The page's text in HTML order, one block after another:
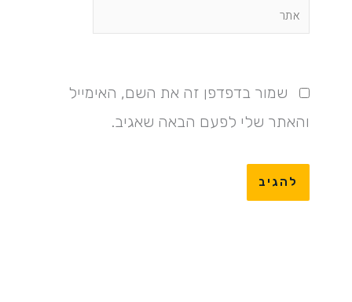
אתר
שמור בדפדפן זה את השם, האימייל
והאתר שלי לפעם הבאה שאגיב.